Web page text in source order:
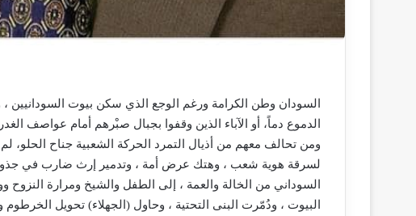
السودان وطن الكرامة ورغم الوجع الذي سكن بيوت السودانيين
الدموع دماً، أو الآباء الذين وقفوا بجبال صبْرهم أمام عواصف
ومن تحالف معهم من أذيال التمرد الحركة الشعبية جناح
لسرقة هوية شعب ، وهتك عرض أمة ، وتدمير إرث ضارب في جذور
السوداني من الخالة والعمة ، إلى الطفل والشيخ ومرارة
البيوت ، ودُمّرت البنى التحتية ، وحاول (الجهلاء) تحويل